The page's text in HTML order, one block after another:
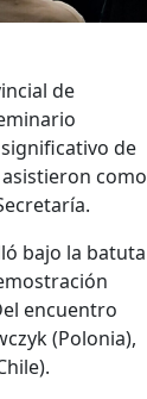
de
de
como
bajo la
encuentro
(Polonia),